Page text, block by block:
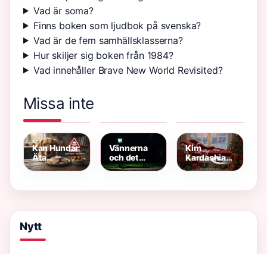
Vad är soma?
Finns boken som ljudbok på svenska?
Vad är de fem samhällsklasserna?
Hur skiljer sig boken från 1984?
Vad innehåller Brave New World Revisited?
Missa inte
Var är det
varmt i maj?
Varma
temperaturer
Faktagranskad
Översikt
i Fokus
Kan Hundar
Äta
Pepparkakor
Vännerna
och det
gröna ljuset
Kim
Kardashian
Santa Baby
Nytt